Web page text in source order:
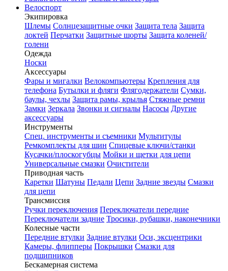
Велоспорт
Экипировка
Шлемы Солнцезащитные очки Защита тела Защита
локтей Перчатки Защитные шорты Защита коленей/
голени
Одежда
Носки
Аксессуары
Фары и мигалки Велокомпьютеры Крепления для
телефона Бутылки и фляги Флягодержатели Сумки,
баулы, чехлы Защита рамы, крылья Стяжные ремни
Замки Зеркала Звонки и сигналы Насосы Другие
аксессуары
Инструменты
Спец. инструменты и съемники Мультитулы
Ремкомплекты для шин Спицевые ключи/станки
Кусачки/плоскогубцы Мойки и щетки для цепи
Универсальные смазки Очистители
Приводная часть
Каретки Шатуны Педали Цепи Задние звезды Смазки
для цепи
Трансмиссия
Ручки переключения Переключатели передние
Переключатели задние Тросики, рубашки, наконечники
Колесные части
Передние втулки Задние втулки Оси, эксцентрики
Камеры, флипперы Покрышки Смазки для
подшипников
Бескамерная система